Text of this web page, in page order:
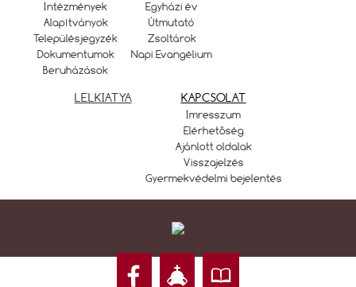
Intézmények
Alapítványok
Településjegyzék
Dokumentumok
Beruházások
Egyházi év
Útmutató
Zsoltárok
Napi Evangélium
LELKIATYA KAPCSOLAT
Imresszum
Elérhetőség
Ajánlott oldalak
Visszajelzés
Gyermekvédelmi bejelentés